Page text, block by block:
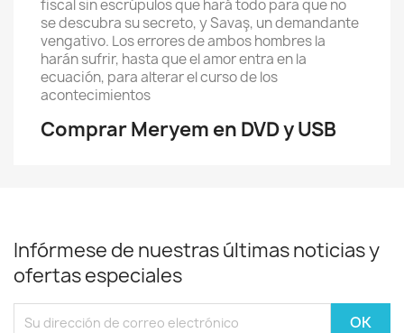
fiscal sin escrúpulos que hará todo para que no
se descubra su secreto, y Savaş, un demandante
vengativo. Los errores de ambos hombres la
harán sufrir, hasta que el amor entra en la
ecuación, para alterar el curso de los
acontecimientos
Comprar Meryem en DVD y USB
Infórmese de nuestras últimas noticias y
ofertas especiales